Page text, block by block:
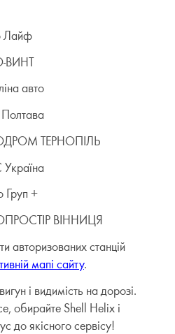
Лайф
ВИНТ
авто
ТЕРНОПІЛЬ
Груп +
ВІННИЦЯ
авторизованих станцій
мапі сайту.
і видимість на дорозі.
обирайте Shell Helix і
до якісного сервісу!